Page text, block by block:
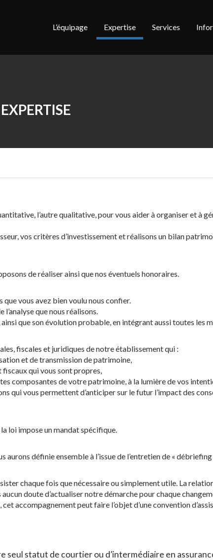
L’équipage Expertise Services
EXPERTISE
l’autre qualitative, pour vous aider à organiser et à
vos critères d’investissement et réalisons un bilan
de réaliser ainsi que nos éventuels honoraires.
que vous avez bien voulu nous confier.
que nous réalisons.
que son évolution probable, en intégrant aussi toutes les
fiscales et juridiques de notre établissement qui :
et de transmission de patrimoine,
qui vous sont propres,
composantes de votre patrimoine, à la lumière de vos
qui vous permettent d’anticiper sur le futur l’impact des
loi impose un mandat spécifique.
définie ensemble à l’issue de l’entretien de « débriefing
chaque fois que nécessaire ou simplement utile. La
doute d’actualiser notre démarche pour chaque
accompagnement peut faire l’objet d’une convention
seul statut de courtier ou d’intermédiaire en